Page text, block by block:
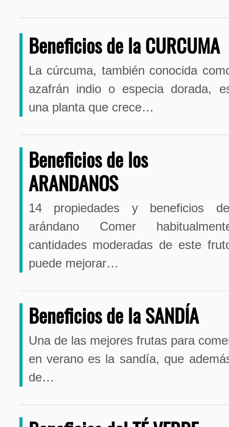
Beneficios de la CURCUMA
La cúrcuma, también conocida
azafrán indio o especia dorada,
una planta que crece…
Beneficios de los
ARANDANOS
14 propiedades y beneficios
arándano Comer
cantidades moderadas de este
puede mejorar…
Beneficios de la SANDÍA
Una de las mejores frutas para
en verano es la sandía, que
de…